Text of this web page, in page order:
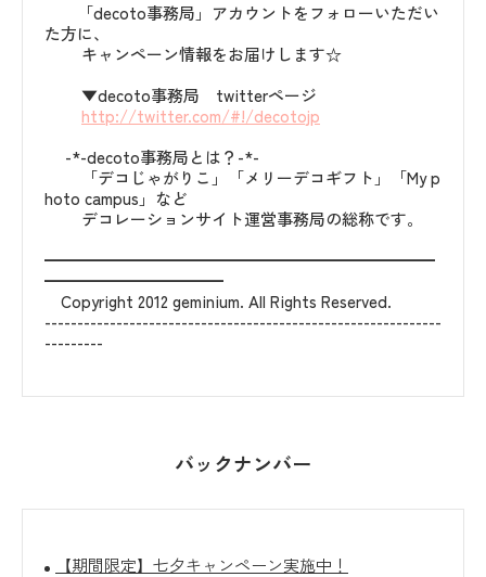
「decoto事務局」アカウントをフォローいただい
た方に、
キャンペーン情報をお届けします☆
▼decoto事務局 twitterページ
http://twitter.com/#!/decotojp
-*-decoto事務局とは？-*-
「デコじゃがりこ」「メリーデコギフト」「My p
hoto campus」など
デコレーションサイト運営事務局の総称です。
━━━━━━━━━━━━━━━━━━━━━━━━
━━━━━━━━━━━
Copyright 2012 geminium. All Rights Reserved.
-------------------------------------------------------------
バックナンバー
【期間限定】七夕キャンペーン実施中！